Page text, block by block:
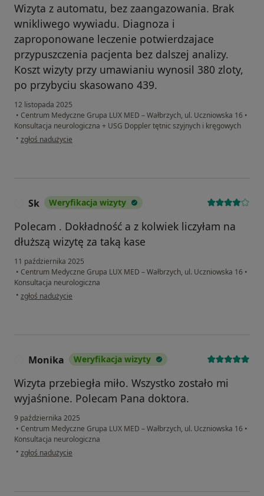
Wizyta z automatu, bez zaangazowania. Brak
wnikliwego wywiadu. Diagnoza i
zaproponowane leczenie potwierdzajace
przypuszczenia pacjenta bez dalszej analizy.
Koszt wizyty przy umawianiu wynosil 380 zloty,
po przybyciu skasowano 439.
12 listopada 2025
• Centrum Medyczne Grupa LUX MED – Wałbrzych, ul. Uczniowska 16 •
Konsultacja neurologiczna + USG Doppler tętnic szyjnych i kręgowych
• w opinii użytkownika E.G.
zgłoś nadużycie
Sk Weryfikacja wizyty
Polecam . Dokładność a z kolwiek liczyłam na
dłuższą wizytę za taką kase
11 października 2025
• Centrum Medyczne Grupa LUX MED – Wałbrzych, ul. Uczniowska 16 •
Konsultacja neurologiczna
• w opinii użytkownika Sk
zgłoś nadużycie
Monika Weryfikacja wizyty
Wizyta przebiegła miło. Wszystko zostało mi
wyjaśnione. Polecam Pana doktora.
9 października 2025
• Centrum Medyczne Grupa LUX MED – Wałbrzych, ul. Uczniowska 16 •
Konsultacja neurologiczna
• w opinii użytkownika Monika
zgłoś nadużycie